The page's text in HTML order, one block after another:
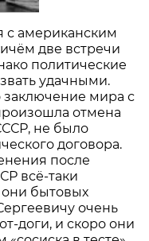
с американским
две встречи
политические
удачными.
заключение мира с
отмена
не было
договора.
после
всё-таки
они бытовых
очень
доги, и скоро они